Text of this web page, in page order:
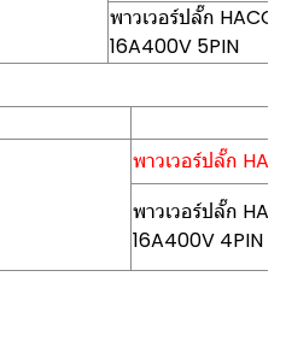
พาวเวอร์ปลั๊ก
16A400V 5PIN
พาวเวอร์ปลั๊ก
พาวเวอร์ปลั๊ก
16A400V 4PIN